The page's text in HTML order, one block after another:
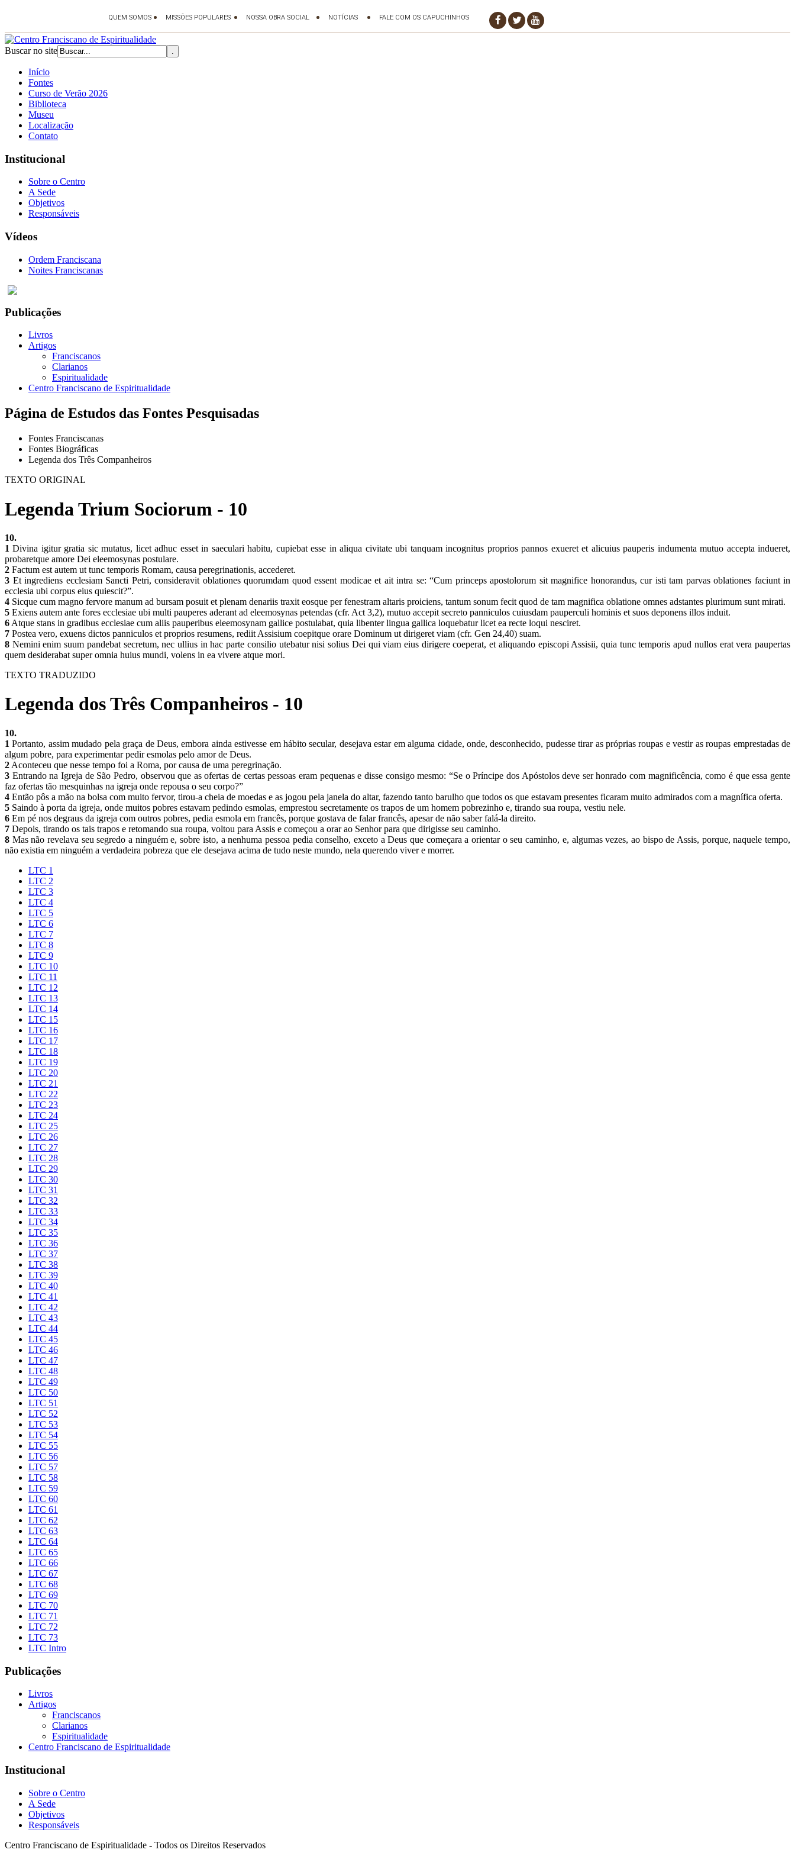
Buscar no site
Início
Fontes
Curso de Verão 2026
Biblioteca
Museu
Localização
Contato
Institucional
Sobre o Centro
A Sede
Objetivos
Responsáveis
Vídeos
Ordem Franciscana
Noites Franciscanas
Publicações
Livros
Artigos
Franciscanos
Clarianos
Espiritualidade
Centro Franciscano de Espiritualidade
Página de Estudos das Fontes Pesquisadas
Fontes Franciscanas
Fontes Biográficas
Legenda dos Três Companheiros
TEXTO ORIGINAL
Legenda Trium Sociorum - 10
10.
1 Divina igitur gratia sic mutatus, licet adhuc esset in saeculari habitu, cupiebat esse in aliqua civitate ubi tanquam incognitus proprios pannos exueret et alicuius pauperis indumenta mutuo accepta indueret,
probaretque amore Dei eleemosynas postulare.
2 Factum est autem ut tunc temporis Romam, causa peregrinationis, accederet.
3 Et ingrediens ecclesiam Sancti Petri, consideravit oblationes quorumdam quod essent modicae et ait intra se: “Cum princeps apostolorum sit magnifice honorandus, cur isti tam parvas oblationes faciunt in
ecclesia ubi corpus eius quiescit?”.
4 Sicque cum magno fervore manum ad bursam posuit et plenam denariis traxit eosque per fenestram altaris proiciens, tantum sonum fecit quod de tam magnifica oblatione omnes adstantes plurimum sunt mirati.
5 Exiens autem ante fores ecclesiae ubi multi pauperes aderant ad eleemosynas petendas (cfr. Act 3,2), mutuo accepit secreto panniculos cuiusdam pauperculi hominis et suos deponens illos induit.
6 Atque stans in gradibus ecclesiae cum aliis pauperibus eleemosynam gallice postulabat, quia libenter lingua gallica loquebatur licet ea recte loqui nesciret.
7 Postea vero, exuens dictos panniculos et proprios resumens, rediit Assisium coepitque orare Dominum ut dirigeret viam (cfr. Gen 24,40) suam.
8 Nemini enim suum pandebat secretum, nec ullius in hac parte consilio utebatur nisi solius Dei qui viam eius dirigere coeperat, et aliquando episcopi Assisii, quia tunc temporis apud nullos erat vera paupertas
quem desiderabat super omnia huius mundi, volens in ea vivere atque mori.
TEXTO TRADUZIDO
Legenda dos Três Companheiros - 10
10.
1 Portanto, assim mudado pela graça de Deus, embora ainda estivesse em hábito secular, desejava estar em alguma cidade, onde, desconhecido, pudesse tirar as próprias roupas e vestir as roupas emprestadas de
algum pobre, para experimentar pedir esmolas pelo amor de Deus.
2 Aconteceu que nesse tempo foi a Roma, por causa de uma peregrinação.
3 Entrando na Igreja de São Pedro, observou que as ofertas de certas pessoas eram pequenas e disse consigo mesmo: “Se o Príncipe dos Apóstolos deve ser honrado com magnificência, como é que essa gente
faz ofertas tão mesquinhas na igreja onde repousa o seu corpo?”
4 Então pôs a mão na bolsa com muito fervor, tirou-a cheia de moedas e as jogou pela janela do altar, fazendo tanto barulho que todos os que estavam presentes ficaram muito admirados com a magnífica oferta.
5 Saindo à porta da igreja, onde muitos pobres estavam pedindo esmolas, emprestou secretamente os trapos de um homem pobrezinho e, tirando sua roupa, vestiu nele.
6 Em pé nos degraus da igreja com outros pobres, pedia esmola em francês, porque gostava de falar francês, apesar de não saber falá-la direito.
7 Depois, tirando os tais trapos e retomando sua roupa, voltou para Assis e começou a orar ao Senhor para que dirigisse seu caminho.
8 Mas não revelava seu segredo a ninguém e, sobre isto, a nenhuma pessoa pedia conselho, exceto a Deus que começara a orientar o seu caminho, e, algumas vezes, ao bispo de Assis, porque, naquele tempo,
não existia em ninguém a verdadeira pobreza que ele desejava acima de tudo neste mundo, nela querendo viver e morrer.
LTC 1
LTC 2
LTC 3
LTC 4
LTC 5
LTC 6
LTC 7
LTC 8
LTC 9
LTC 10
LTC 11
LTC 12
LTC 13
LTC 14
LTC 15
LTC 16
LTC 17
LTC 18
LTC 19
LTC 20
LTC 21
LTC 22
LTC 23
LTC 24
LTC 25
LTC 26
LTC 27
LTC 28
LTC 29
LTC 30
LTC 31
LTC 32
LTC 33
LTC 34
LTC 35
LTC 36
LTC 37
LTC 38
LTC 39
LTC 40
LTC 41
LTC 42
LTC 43
LTC 44
LTC 45
LTC 46
LTC 47
LTC 48
LTC 49
LTC 50
LTC 51
LTC 52
LTC 53
LTC 54
LTC 55
LTC 56
LTC 57
LTC 58
LTC 59
LTC 60
LTC 61
LTC 62
LTC 63
LTC 64
LTC 65
LTC 66
LTC 67
LTC 68
LTC 69
LTC 70
LTC 71
LTC 72
LTC 73
LTC Intro
Publicações
Livros
Artigos
Franciscanos
Clarianos
Espiritualidade
Centro Franciscano de Espiritualidade
Institucional
Sobre o Centro
A Sede
Objetivos
Responsáveis
Centro Franciscano de Espiritualidade - Todos os Direitos Reservados